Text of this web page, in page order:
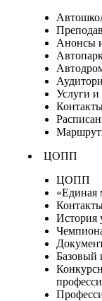
Анонсы
Услуги
ЦОПП
ЦОПП
«Единая
История
Базовый